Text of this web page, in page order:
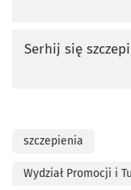
Serhij się
szczepienia
Wydział Promocji i